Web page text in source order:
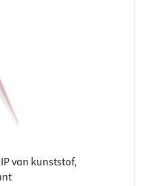
van kunststof,